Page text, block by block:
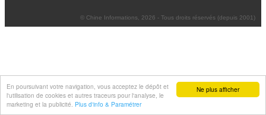
Ne plus afficher
En poursuivant votre navigation, vous acceptez le dépôt et
l'utilisation de cookies et autres traceurs pour l'analyse, le
marketing et la publicité. Plus d'info & Paramétrer
© Chine Informations, 2026 - Tous droits réservés (depuis 2001)